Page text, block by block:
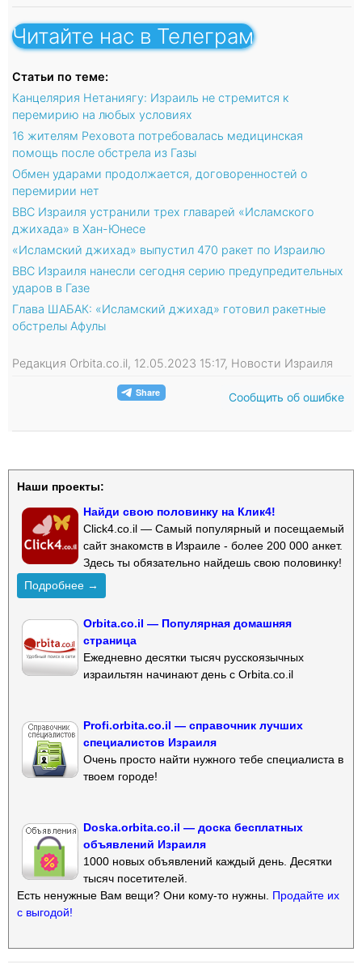
Читайте нас в Телеграм
Статьи по теме:
Канцелярия Нетаниягу: Израиль не стремится к
перемирию на любых условиях
16 жителям Реховота потребовалась медицинская
помощь после обстрела из Газы
Обмен ударами продолжается, договоренностей о
перемирии нет
ВВС Израиля устранили трех главарей «Исламского
джихада» в Хан-Юнесе
«Исламский джихад» выпустил 470 ракет по Израилю
ВВС Израиля нанесли сегодня серию предупредительных
ударов в Газе
Глава ШАБАК: «Исламский джихад» готовил ракетные
обстрелы Афулы
Редакция Orbita.co.il, 12.05.2023 15:17, Новости Израиля
Сообщить об ошибке
Наши проекты:
Найди свою половинку на Клик4!
Click4.co.il — Самый популярный и посещаемый
сайт знакомств в Израиле - более 200 000 анкет.
Здесь ты обязательно найдешь свою половинку!
Подробнее →
Orbita.co.il — Популярная домашняя
страница
Ежедневно десятки тысяч русскоязычных
израильтян начинают день с Orbita.co.il
Profi.orbita.co.il — справочник лучших
специалистов Израиля
Очень просто найти нужного тебе специалиста в
твоем городе!
Doska.orbita.co.il — доска бесплатных
объявлений Израиля
1000 новых объявлений каждый день. Десятки
тысяч посетителей.
Есть ненужные Вам вещи? Они кому-то нужны. Продайте их
с выгодой!